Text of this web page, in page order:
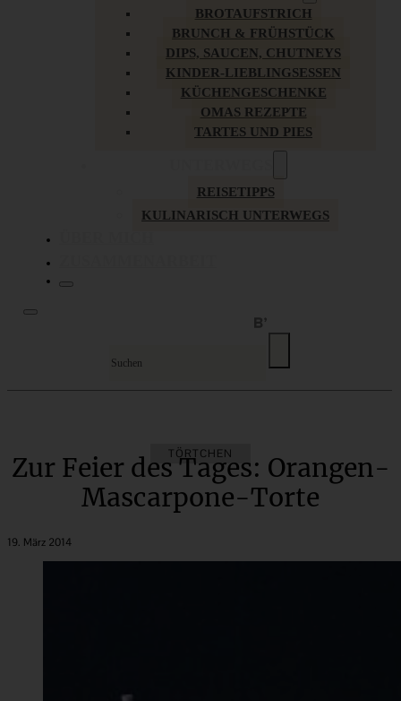
BROTAUFSTRICH
BRUNCH & FRÜHSTÜCK
DIPS, SAUCEN, CHUTNEYS
KINDER-LIEBLINGSESSEN
KÜCHENGESCHENKE
OMAS REZEPTE
TARTES UND PIES
REISETIPPS
KULINARISCH UNTERWEGS
TÖRTCHEN
Zur Feier des Tages: Orangen-
Mascarpone-Torte
19. März 2014